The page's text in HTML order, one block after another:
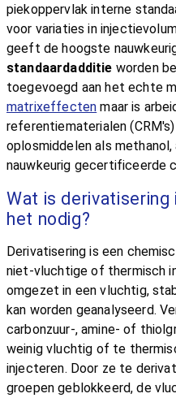
piekoppervlak interne
voor variaties in
geeft de hoogste
standaardadditie worden
toegevoegd aan het echte
matrixeffecten maar is
referentiematerialen
oplosmiddelen als
nauwkeurig gecertificeerde
Wat is derivatisering
het nodig?
Derivatisering is een
niet-vluchtige of thermisch
omgezet in een vluchtig,
kan worden geanalyseerd.
carbonzuur-, amine- of
weinig vluchtig of te
injecteren. Door ze te
groepen geblokkeerd, de